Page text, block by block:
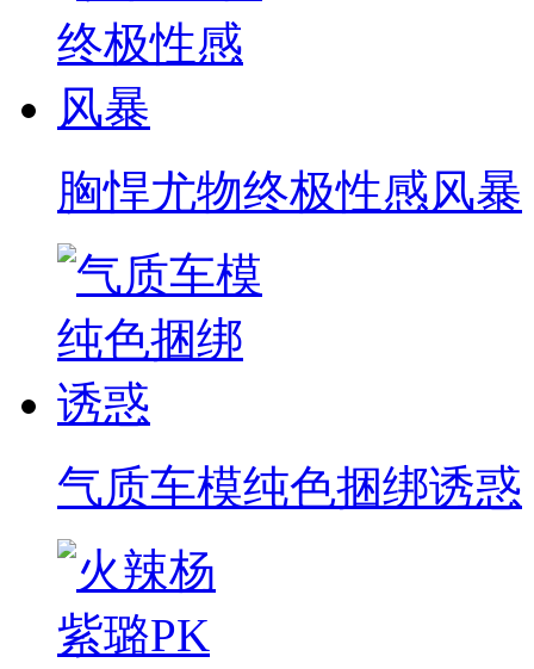
胸悍尤物终极性感风暴
气质车模纯色捆绑诱惑